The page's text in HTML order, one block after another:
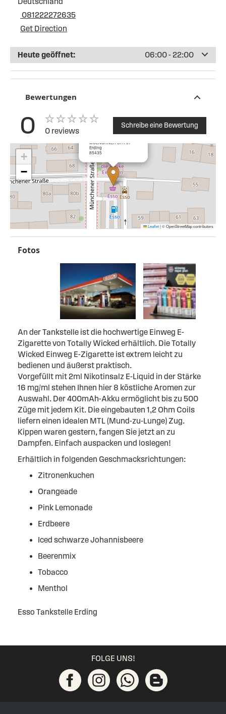
081222272635
Get Direction
Heute geöffnet: 06:00 - 22:00
Bewertungen
0 0 reviews
Schreibe eine Bewertung
MUENCHNER STR 57
Erding
85435
×
+
−
Leaflet|© OpenStreetMap contributors
Fotos
An der Tankstelle ist die hochwertige Einweg E-
Zigarette von Totally Wicked erhältlich. Die Totally
Wicked Einweg E-Zigarette ist extrem leicht zu
bedienen und äußerst praktisch.
Vorgefüllt mit 2ml Nikotinsalz E-Liquid in der Stärke
16 mg/ml stehen Ihnen hier 8 köstliche Aromen zur
Auswahl. Der 400mAh-Akku ermöglicht bis zu 500
Züge mit jedem Kit. Die eingebauten 1,2 Ohm Coils
liefern einen idealen MTL (Mund-zu-Lunge) Zug.
Kippen waren gestern, fangen Sie jetzt an zu
Dampfen. Einfach auspacken und loslegen!
Erhältlich in folgenden Geschmacksrichtungen:
Zitronenkuchen
Orangeade
Pink Lemonade
Erdbeere
Iced schwarze Johannisbeere
Beerenmix
Tobacco
Menthol
Esso Tankstelle Erding
FOLGE UNS!